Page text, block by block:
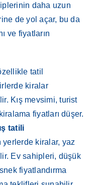
daha uzun
de yol açar, bu da
ve fiyatların
tatil
kiralar
Kış mevsimi, turist
fiyatları düşer.
tatili
yerlerde kiralar, yaz
Ev sahipleri, düşük
fiyatlandırma